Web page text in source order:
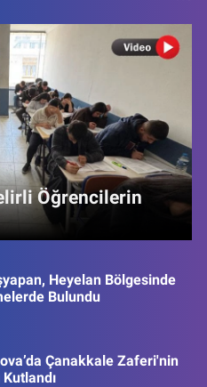
Öğrencilerin
Heyelan Bölgesinde
Bulundu
Çanakkale Zaferi'nin
Kutlandı